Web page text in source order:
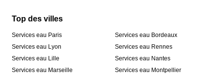
Top des villes
Services eau Paris
Services eau Lyon
Services eau Lille
Services eau Marseille
Services eau Bordeaux
Services eau Rennes
Services eau Nantes
Services eau Montpellier